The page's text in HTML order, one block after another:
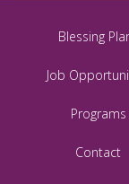
Blessing
Job
Programs
Contact